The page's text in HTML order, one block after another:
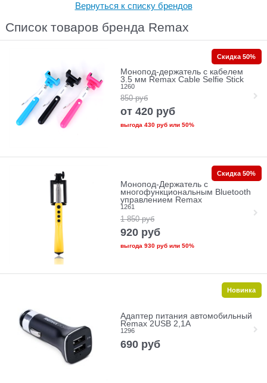
Вернуться к списку брендов
Список товаров бренда Remax
Монопод-держатель c кабелем
3.5 мм Remax Cable Selfie Stick
1260
850 руб
от 420 руб
выгода 430 рубили 50%
Скидка 50%
Монопод-Держатель c
многофункциональным Bluetooth
управлением Remax
1261
1 850 руб
920 руб
выгода 930 рубили 50%
Скидка 50%
Адаптер питания автомобильный
Remax 2USB 2,1A
1296
690 руб
Новинка